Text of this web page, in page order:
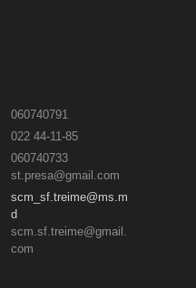
060740791
022 44-11-85
060740733
st.presa@gmail.com
scm_sf.treime@ms.m
d
scm.sf.treime@gmail.
com